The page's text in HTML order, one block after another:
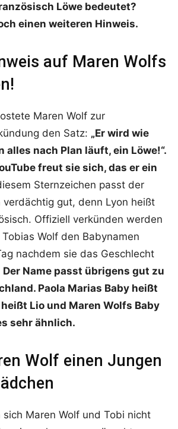
Löwe bedeutet?
einen weiteren Hinweis.
auf Maren Wolfs
Maren Wolf zur
den Satz: „Er wird wie
alles nach Plan läuft, ein Löwe!“.
freut sie sich, das er ein
Sternzeichen passt der
verdächtig gut, denn Lyon heißt
Offiziell verkünden werden
Wolf den Babynamen
nachdem sie das Geschlecht
Der Name passt übrigens gut zu
Paola Marias Baby heißt
heißt Lio und Maren Wolfs Baby
sehr ähnlich.
Wolf einen Jungen
Maren Wolf und Tobi nicht